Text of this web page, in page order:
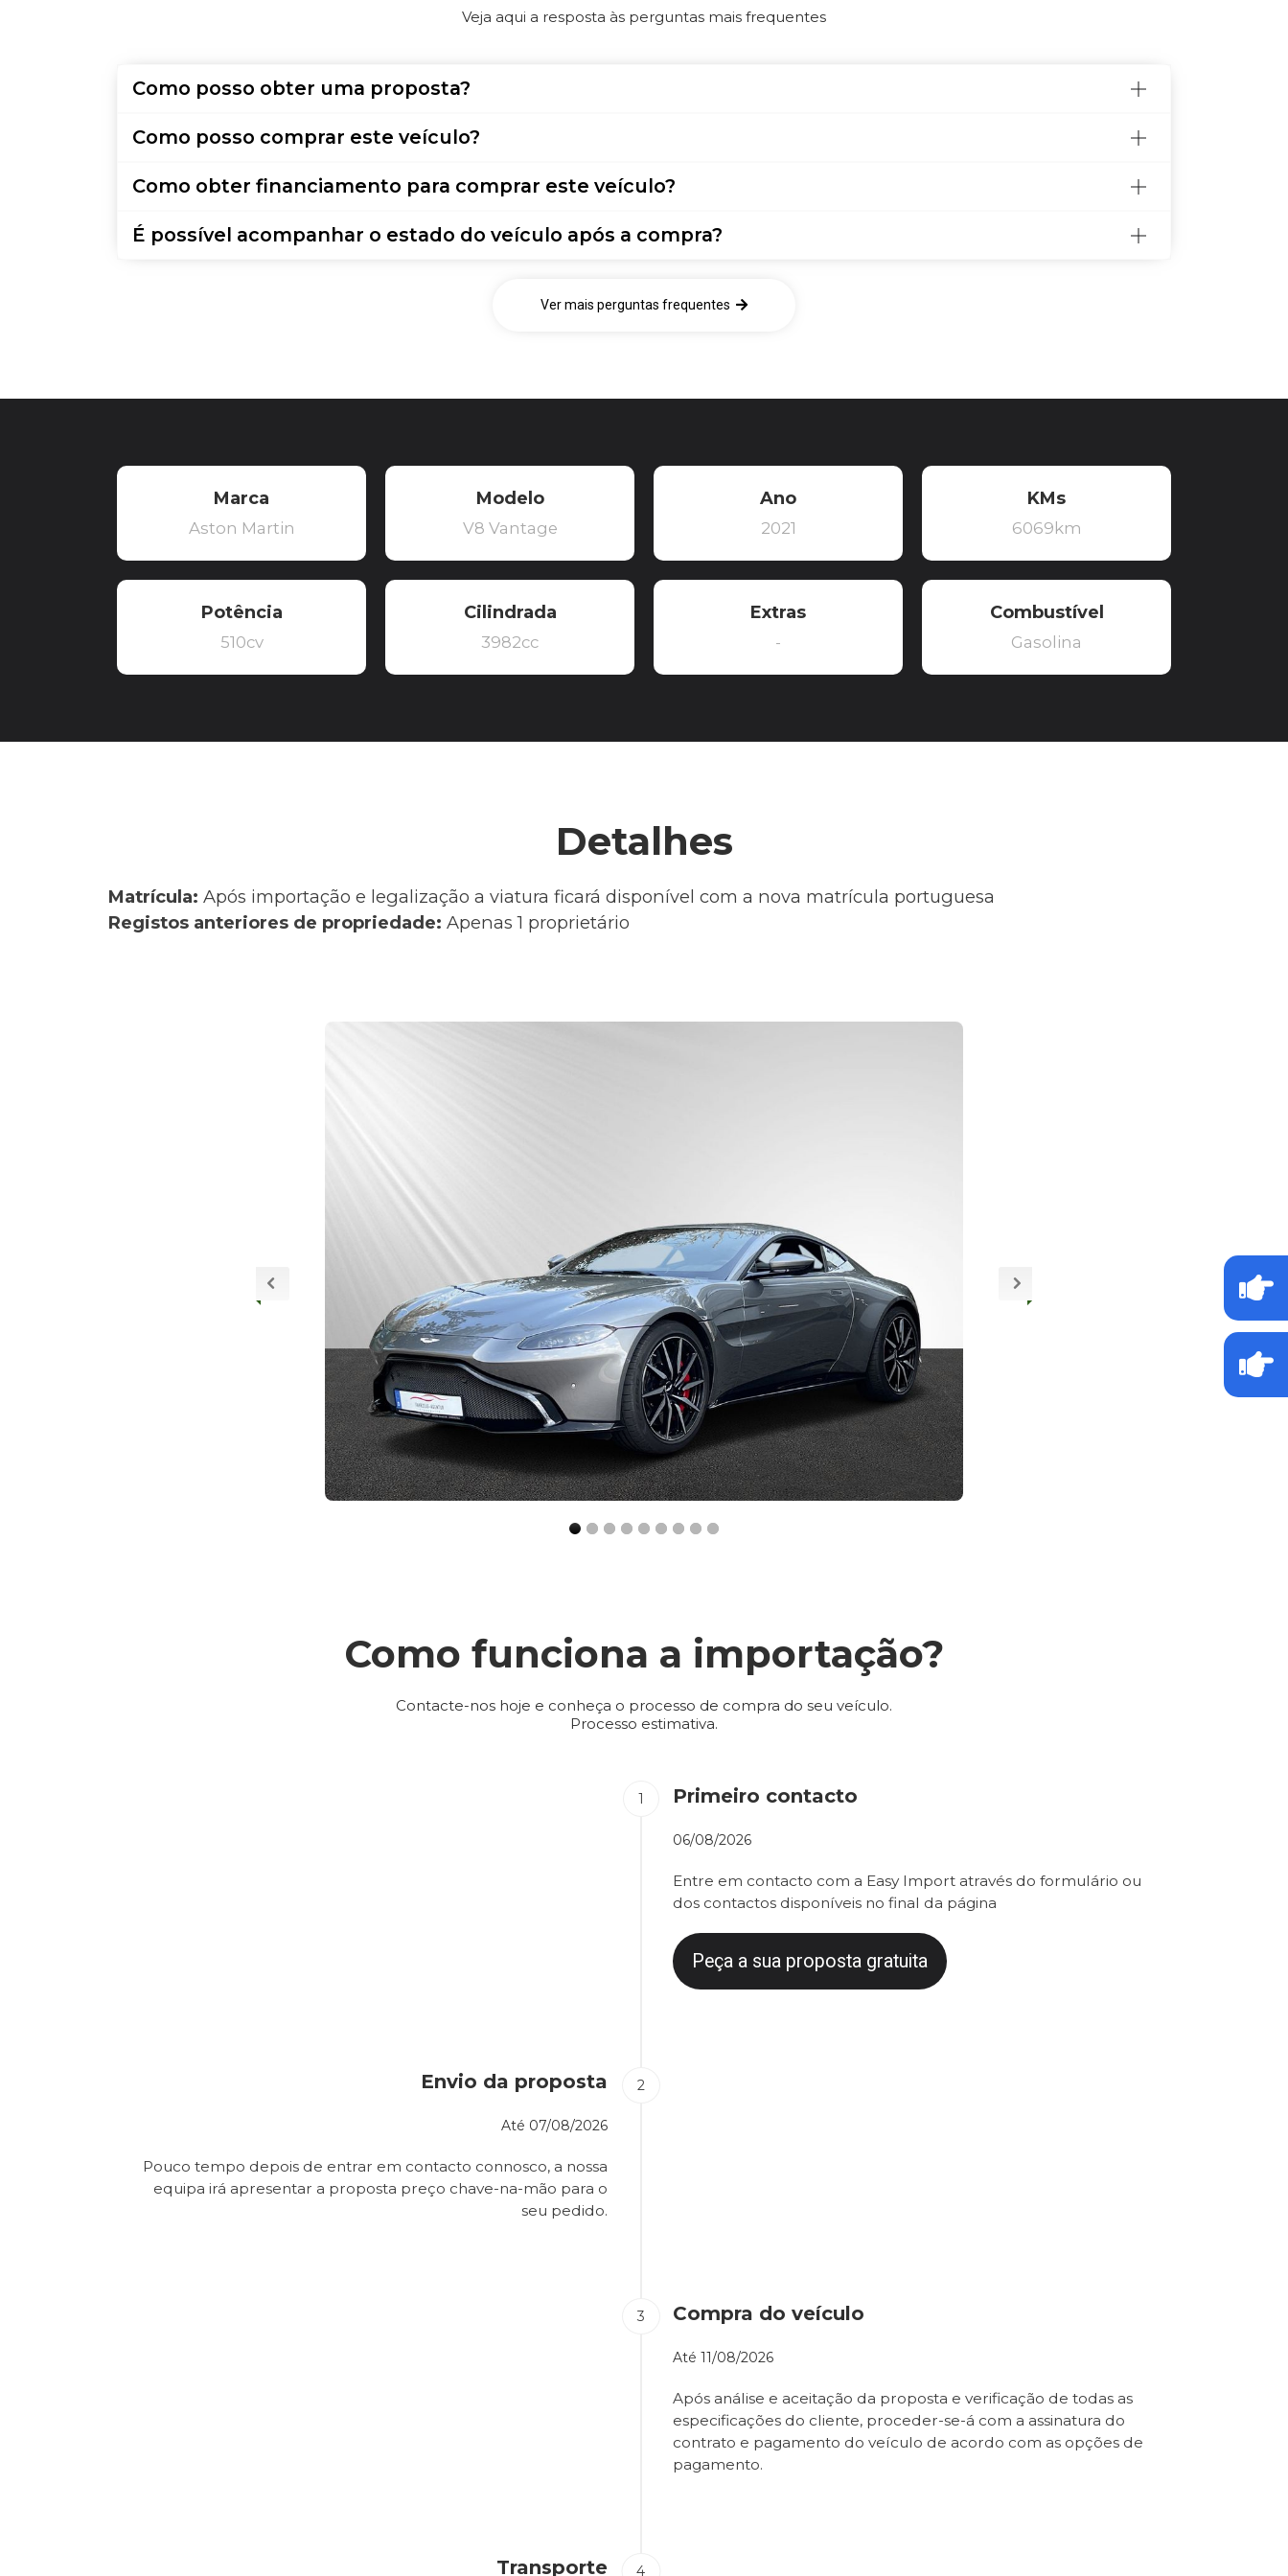
Veja aqui a resposta às perguntas mais frequentes
Como posso obter uma proposta?
Como posso comprar este veículo?
Como obter financiamento para comprar este veículo?
É possível acompanhar o estado do veículo após a compra?
Ver mais perguntas frequentes
Marca
Aston Martin
Modelo
V8 Vantage
Ano
2021
KMs
6069km
Potência
510cv
Cilindrada
3982cc
Extras
-
Combustível
Gasolina
Detalhes
Matrícula: Após importação e legalização a viatura ficará disponível com a nova matrícula portuguesa
Registos anteriores de propriedade: Apenas 1 proprietário
Como funciona a importação?
Contacte-nos hoje e conheça o processo de compra do seu veículo.
Processo estimativa.
Primeiro contacto
06/08/2026
Entre em contacto com a Easy Import através do formulário ou
dos contactos disponíveis no final da página
Peça a sua proposta gratuita
Envio da proposta
Até 07/08/2026
Pouco tempo depois de entrar em contacto connosco, a nossa
equipa irá apresentar a proposta preço chave-na-mão para o
seu pedido.
Compra do veículo
Até 11/08/2026
Após análise e aceitação da proposta e verificação de todas as
especificações do cliente, proceder-se-á com a assinatura do
contrato e pagamento do veículo de acordo com as opções de
pagamento.
Transporte